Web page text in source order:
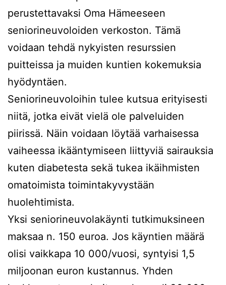
perustettavaksi Oma Hämeeseen
seniorineuvoloiden verkoston. Tämä
voidaan tehdä nykyisten resurssien
puitteissa ja muiden kuntien kokemuksia
hyödyntäen.
Seniorineuvoloihin tulee kutsua erityisesti
niitä, jotka eivät vielä ole palveluiden
piirissä. Näin voidaan löytää varhaisessa
vaiheessa ikääntymiseen liittyviä sairauksia
kuten diabetesta sekä tukea ikäihmisten
omatoimista toimintakyvystään
huolehtimista.
Yksi seniorineuvolakäynti tutkimuksineen
maksaa n. 150 euroa. Jos käyntien määrä
olisi vaikkapa 10 000/vuosi, syntyisi 1,5
miljoonan euron kustannus. Yhden